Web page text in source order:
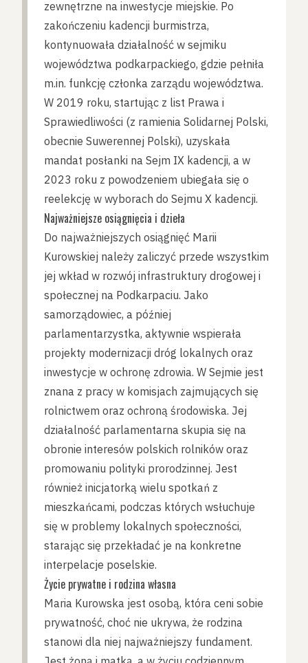
zewnętrzne na inwestycje miejskie. Po
zakończeniu kadencji burmistrza,
kontynuowała działalność w sejmiku
województwa podkarpackiego, gdzie pełniła
m.in. funkcję członka zarządu województwa.
W 2019 roku, startując z list Prawa i
Sprawiedliwości (z ramienia Solidarnej Polski,
obecnie Suwerennej Polski), uzyskała
mandat posłanki na Sejm IX kadencji, a w
2023 roku z powodzeniem ubiegała się o
reelekcję w wyborach do Sejmu X kadencji.
Najważniejsze osiągnięcia i dzieła
Do najważniejszych osiągnięć Marii
Kurowskiej należy zaliczyć przede wszystkim
jej wkład w rozwój infrastruktury drogowej i
społecznej na Podkarpaciu. Jako
samorządowiec, a później
parlamentarzystka, aktywnie wspierała
projekty modernizacji dróg lokalnych oraz
inwestycje w ochronę zdrowia. W Sejmie jest
znana z pracy w komisjach zajmujących się
rolnictwem oraz ochroną środowiska. Jej
działalność parlamentarna skupia się na
obronie interesów polskich rolników oraz
promowaniu polityki prorodzinnej. Jest
również inicjatorką wielu spotkań z
mieszkańcami, podczas których wsłuchuje
się w problemy lokalnych społeczności,
starając się przekładać je na konkretne
interpelacje poselskie.
Życie prywatne i rodzina własna
Maria Kurowska jest osobą, która ceni sobie
prywatność, choć nie ukrywa, że rodzina
stanowi dla niej najważniejszy fundament.